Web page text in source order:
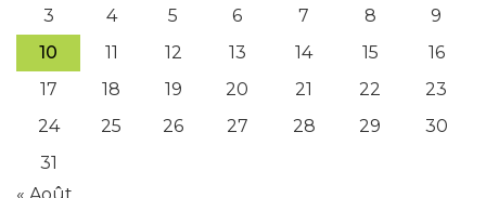
3
4 5 6 7 8
9
10
11 12 13 14 15
16
17
18 19 20 21 22
23
24
25 26 27 28 29
30
31